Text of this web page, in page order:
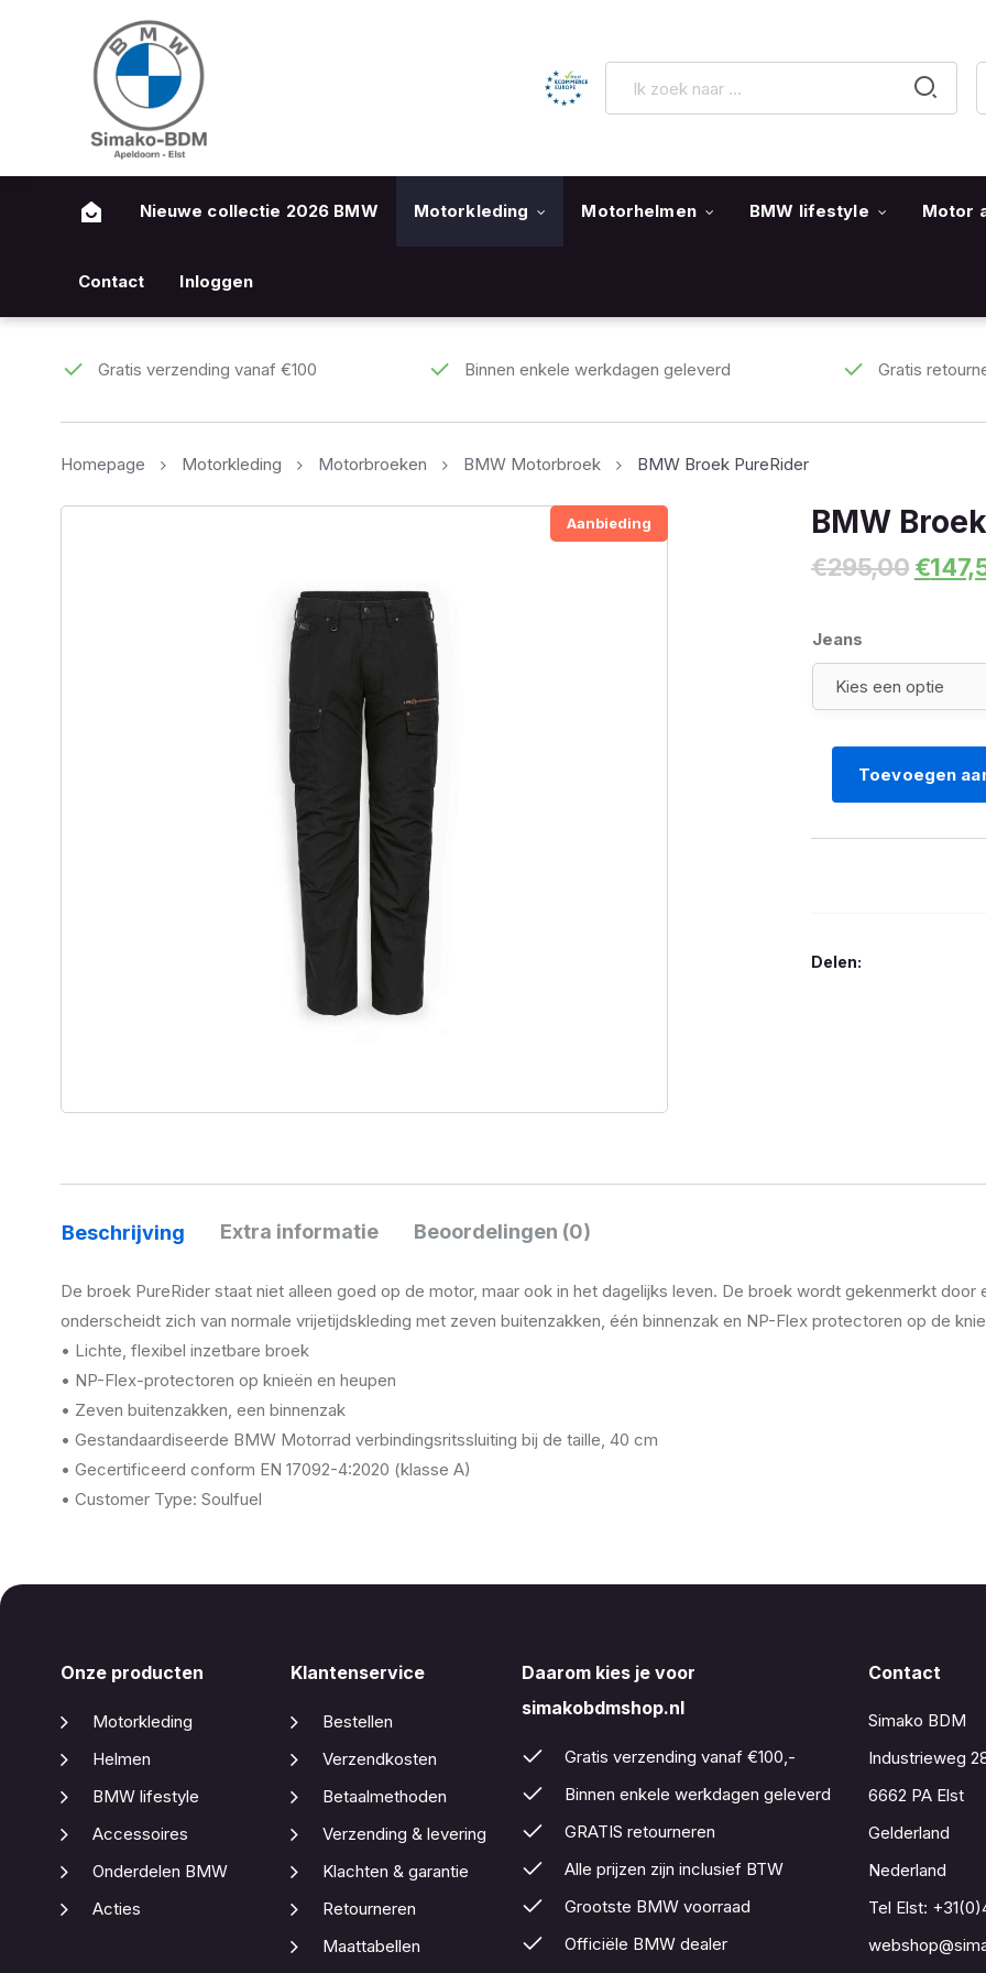
Nieuwe collectie 2026 BMW Motorkleding Motorhelmen BMW lifestyle Motor
Contact Inloggen
Gratis verzending vanaf €100 Binnen enkele werkdagen geleverd Gratis
Homepage Motorkleding Motorbroeken BMW Motorbroek BMW Broek PureRider
Aanbieding BMW
€295,00
prijs
€
Jeans
Toevoegen
Delen:
Beschrijving Extra informatie Beoordelingen (0)
De broek PureRider staat niet alleen goed op de motor, maar ook in het dagelijks leven. De broek wordt gekenmerkt
onderscheidt zich van normale vrijetijdskleding met zeven buitenzakken, één binnenzak en NP-Flex protectoren op de
• Lichte, flexibel inzetbare broek
• NP-Flex-protectoren op knieën en heupen
• Zeven buitenzakken, een binnenzak
• Gestandaardiseerde BMW Motorrad verbindingsritssluiting bij de taille, 40 cm
• Gecertificeerd conform EN 17092-4:2020 (klasse A)
• Customer Type: Soulfuel
Onze producten
Motorkleding
Helmen
BMW lifestyle
Accessoires
Onderdelen BMW
Acties
Klantenservice
Bestellen
Verzendkosten
Betaalmethoden
Verzending & levering
Klachten & garantie
Retourneren
Maattabellen
Daarom kies je voor
simakobdmshop.nl
Gratis verzending vanaf €100,-
Binnen enkele werkdagen geleverd
GRATIS retourneren
Alle prijzen zijn inclusief BTW
Grootste BMW voorraad
Officiële BMW dealer
Contact
Simako BDM
Industrieweg
6662 PA Elst
Gelderland
Nederland
Tel Elst: